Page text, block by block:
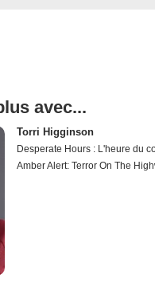
avec...
Torri Higginson
Desperate Hours : L'heure du
Amber Alert: Terror On The